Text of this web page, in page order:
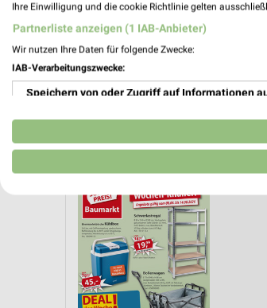
Ihre Einwilligung und die cookie Richtlinie gelten
Partnerliste anzeigen (1 IAB-Anbieter)
Wir nutzen Ihre Daten für folgende Zwecke:
IAB-Verarbeitungszwecke:
Speichern von oder Zugriff auf Informationen
Verwendung reduzierter Daten zur Auswahl von
Erstellung von Profilen für personalisierte
Erstellung von Profilen zur Personalisierung
Verwendung von Profilen zur Auswahl
Messung der Werbeleistung